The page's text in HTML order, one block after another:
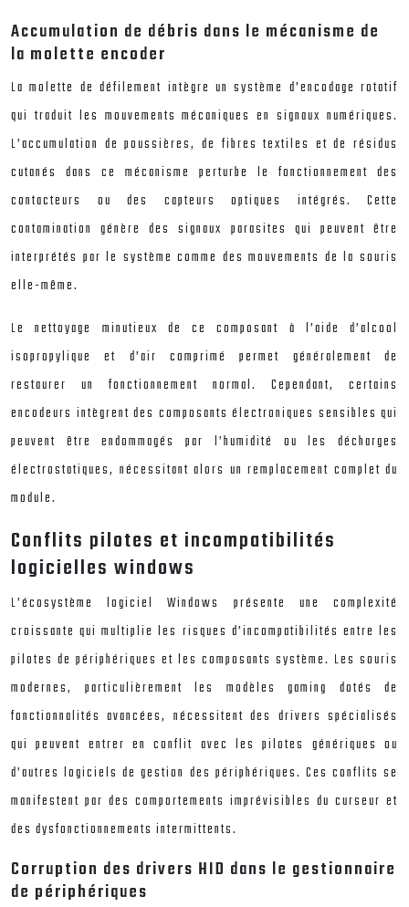
Accumulation de débris dans le mécanisme de
la molette encoder
La molette de défilement intègre un système d’encodage rotatif
qui traduit les mouvements mécaniques en signaux numériques.
L’accumulation de poussières, de fibres textiles et de résidus
cutanés dans ce mécanisme perturbe le fonctionnement des
contacteurs ou des capteurs optiques intégrés. Cette
contamination génère des signaux parasites qui peuvent être
interprétés par le système comme des mouvements de la souris
elle-même.
Le nettoyage minutieux de ce composant à l’aide d’alcool
isopropylique et d’air comprimé permet généralement de
restaurer un fonctionnement normal. Cependant, certains
encodeurs intègrent des composants électroniques sensibles qui
peuvent être endommagés par l’humidité ou les décharges
électrostatiques, nécessitant alors un remplacement complet du
module.
Conflits pilotes et incompatibilités
logicielles windows
L’écosystème logiciel Windows présente une complexité
croissante qui multiplie les risques d’incompatibilités entre les
pilotes de périphériques et les composants système. Les souris
modernes, particulièrement les modèles gaming dotés de
fonctionnalités avancées, nécessitent des drivers spécialisés
qui peuvent entrer en conflit avec les pilotes génériques ou
d’autres logiciels de gestion des périphériques. Ces conflits se
manifestent par des comportements imprévisibles du curseur et
des dysfonctionnements intermittents.
Corruption des drivers HID dans le gestionnaire
de périphériques